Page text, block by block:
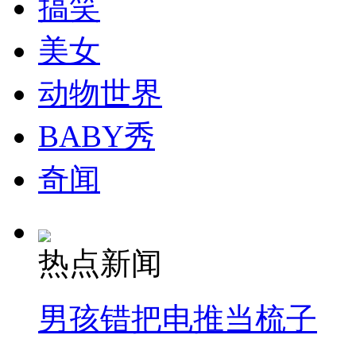
走！跟着总书记去植树
消防员救轻生者 花炮节热闹非凡
司机酒驾遇交警 急速倒车逃窜
搞笑
美女
动物世界
BABY秀
奇闻
热点新闻
男孩错把电推当梳子